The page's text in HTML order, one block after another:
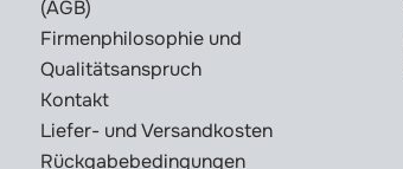
(AGB)
Firmenphilosophie und
Qualitätsanspruch
Kontakt
Liefer- und Versandkosten
Rückgabebedingungen